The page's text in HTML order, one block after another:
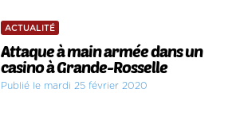
ACTUALITÉ
Attaque à main armée dans un
casino à Grande-Rosselle
Publié le mardi 25 février 2020